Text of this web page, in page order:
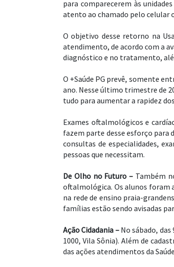
para comparecerem às
atento ao chamado pelo celular
O objetivo desse retorno na
atendimento, de acordo com a
diagnóstico e no tratamento,
O +Saúde PG prevê, somente
ano. Nesse último trimestre de
tudo para aumentar a rapidez
Exames oftalmológicos e
fazem parte desse esforço
consultas de especialidades,
pessoas que necessitam.
De Olho no Futuro – Também
oftalmológica. Os alunos foram
na rede de ensino praia-
famílias estão sendo avisadas
Ação Cidadania –No sábado, das
1000, Vila Sônia). Além de
das ações atendimentos da